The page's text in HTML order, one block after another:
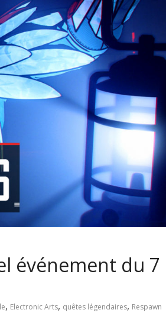
événement du 7
, Electronic Arts, quêtes légendaires, Respawn